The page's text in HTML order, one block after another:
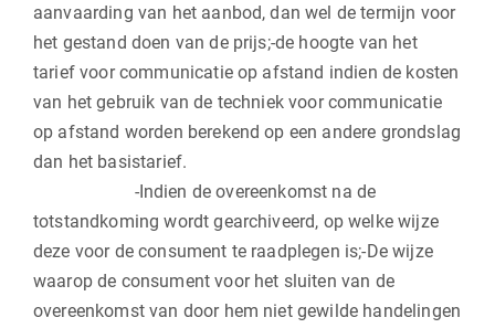
aanvaarding van het aanbod, dan wel de termijn voor
het gestand doen van de prijs;-de hoogte van het
tarief voor communicatie op afstand indien de kosten
van het gebruik van de techniek voor communicatie
op afstand worden berekend op een andere grondslag
dan het basistarief.
-Indien de overeenkomst na de
totstandkoming wordt gearchiveerd, op welke wijze
deze voor de consument te raadplegen is;-De wijze
waarop de consument voor het sluiten van de
overeenkomst van door hem niet gewilde handelingen